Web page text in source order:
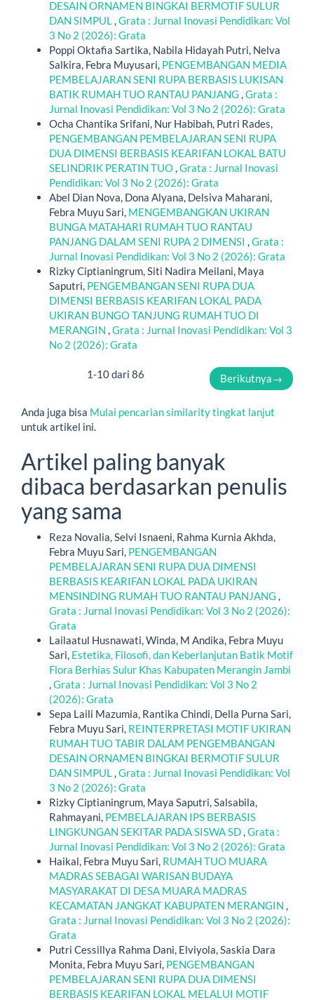
DESAIN ORNAMEN BINGKAI BERMOTIF SULUR
DAN SIMPUL,Grata : Jurnal Inovasi Pendidikan: Vol
3 No 2 (2026): Grata
Poppi Oktafia Sartika, Nabila Hidayah Putri, Nelva
Salkira, Febra Muyusari, PENGEMBANGAN MEDIA
PEMBELAJARAN SENI RUPA BERBASIS LUKISAN
BATIK RUMAH TUO RANTAU PANJANG ,Grata :
Jurnal Inovasi Pendidikan: Vol 3 No 2 (2026): Grata
Ocha Chantika Srifani, Nur Habibah, Putri Rades,
PENGEMBANGAN PEMBELAJARAN SENI RUPA
DUA DIMENSI BERBASIS KEARIFAN LOKAL BATU
SELINDRIK PERATIN TUO,Grata : Jurnal Inovasi
Pendidikan: Vol 3 No 2 (2026): Grata
Abel Dian Nova, Dona Alyana, Delsiva Maharani,
Febra Muyu Sari, MENGEMBANGKAN UKIRAN
BUNGA MATAHARI RUMAH TUO RANTAU
PANJANG DALAM SENI RUPA 2 DIMENSI ,Grata :
Jurnal Inovasi Pendidikan: Vol 3 No 2 (2026): Grata
Rizky Ciptianingrum, Siti Nadira Meilani, Maya
Saputri, PENGEMBANGAN SENI RUPA DUA
DIMENSI BERBASIS KEARIFAN LOKAL PADA
UKIRAN BUNGO TANJUNG RUMAH TUO DI
MERANGIN ,Grata : Jurnal Inovasi Pendidikan: Vol 3
No 2 (2026): Grata
1-10 dari 86 Berikutnya→
Anda juga bisa Mulai pencarian similarity tingkat lanjut
untuk artikel ini.
Artikel paling banyak
dibaca berdasarkan penulis
yang sama
Reza Novalia, Selvi Isnaeni, Rahma Kurnia Akhda,
Febra Muyu Sari, PENGEMBANGAN
PEMBELAJARAN SENI RUPA DUA DIMENSI
BERBASIS KEARIFAN LOKAL PADA UKIRAN
MENSINDING RUMAH TUO RANTAU PANJANG ,
Grata : Jurnal Inovasi Pendidikan: Vol 3 No 2 (2026):
Grata
Lailaatul Husnawati, Winda, M Andika, Febra Muyu
Sari, Estetika, Filosofi, dan Keberlanjutan Batik Motif
Flora Berhias Sulur Khas Kabupaten Merangin Jambi
,Grata : Jurnal Inovasi Pendidikan: Vol 3 No 2
(2026): Grata
Sepa Laili Mazumia, Rantika Chindi, Della Purna Sari,
Febra Muyu Sari, REINTERPRETASI MOTIF UKIRAN
RUMAH TUO TABIR DALAM PENGEMBANGAN
DESAIN ORNAMEN BINGKAI BERMOTIF SULUR
DAN SIMPUL,Grata : Jurnal Inovasi Pendidikan: Vol
3 No 2 (2026): Grata
Rizky Ciptianingrum, Maya Saputri, Salsabila,
Rahmayani, PEMBELAJARAN IPS BERBASIS
LINGKUNGAN SEKITAR PADA SISWA SD,Grata :
Jurnal Inovasi Pendidikan: Vol 3 No 2 (2026): Grata
Haikal, Febra Muyu Sari, RUMAH TUO MUARA
MADRAS SEBAGAI WARISAN BUDAYA
MASYARAKAT DI DESA MUARA MADRAS
KECAMATAN JANGKAT KABUPATEN MERANGIN ,
Grata : Jurnal Inovasi Pendidikan: Vol 3 No 2 (2026):
Grata
Putri Cessillya Rahma Dani, Elviyola, Saskia Dara
Monita, Febra Muyu Sari, PENGEMBANGAN
PEMBELAJARAN SENI RUPA DUA DIMENSI
BERBASIS KEARIFAN LOKAL MELALUI MOTIF